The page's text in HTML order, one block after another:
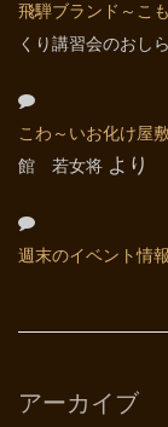
飛騨ブランド～こ
くり講習会のおし
こわ～いお化け屋
館 若女将 より
週末のイベント情報
アーカイブ